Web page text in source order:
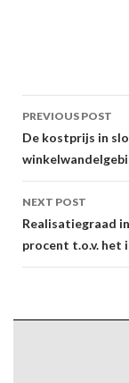
Post
PREVIOUS POST
De kostprijs in
NEXT POST
Realisatiegraad
procent t.o.v. het